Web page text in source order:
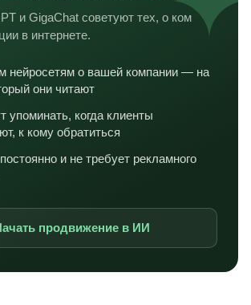
и GigaChat советуют тех, о ком
в интернете.
нейросетям о вашей компании — на
они читают
упоминать, когда клиенты
к кому обратиться
и не требует рекламного
продвижение в ИИ